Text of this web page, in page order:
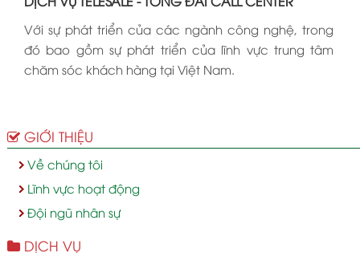
Với sự phát triển của các ngành công nghệ, trong
đó bao gồm sự phát triển của lĩnh vực trung tâm
chăm sóc khách hàng tại Việt Nam.
GIỚI THIỆU
Về chúng tôi
Lĩnh vực hoạt động
Đội ngũ nhân sự
DỊCH VỤ